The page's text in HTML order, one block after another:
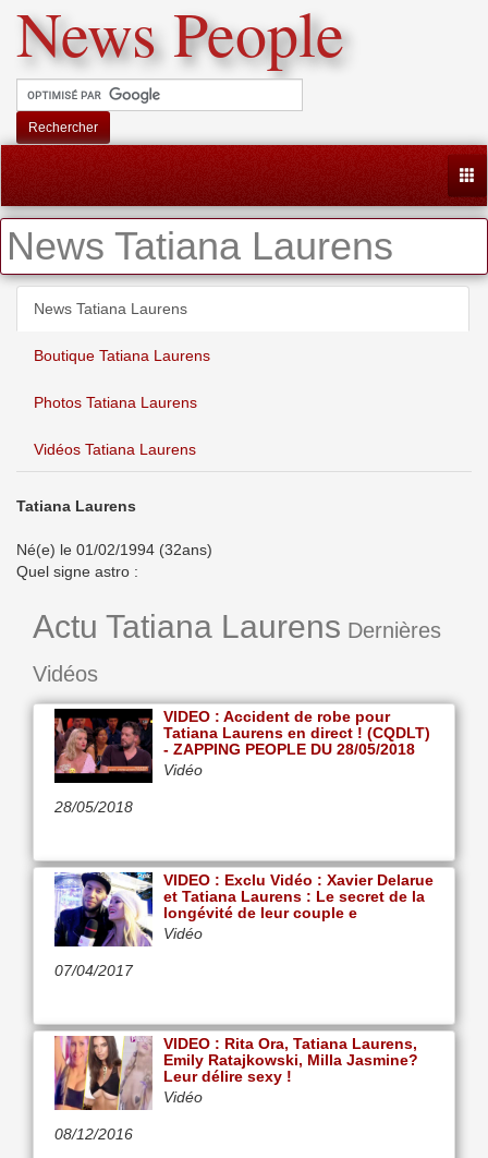
News People
Rechercher
News Tatiana Laurens
News Tatiana Laurens
Boutique Tatiana Laurens
Photos Tatiana Laurens
Vidéos Tatiana Laurens
Tatiana Laurens
Né(e) le 01/02/1994 (32ans)
Quel signe astro :
Actu Tatiana Laurens Dernières
Vidéos
28/05/2018
VIDEO : Accident de robe pour
Tatiana Laurens en direct ! (CQDLT)
- ZAPPING PEOPLE DU 28/05/2018
Vidéo
07/04/2017
VIDEO : Exclu Vidéo : Xavier Delarue
et Tatiana Laurens : Le secret de la
longévité de leur couple e
Vidéo
08/12/2016
VIDEO : Rita Ora, Tatiana Laurens,
Emily Ratajkowski, Milla Jasmine?
Leur délire sexy !
Vidéo